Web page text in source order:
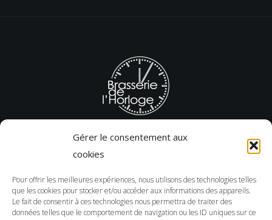
Gérer le consentement aux
cookies
Pour offrir les meilleures expériences, nous utilisons des technologies telles
que les cookies pour stocker et/ou accéder aux informations des appareils.
Le fait de consentir à ces technologies nous permettra de traiter des
données telles que le comportement de navigation ou les ID uniques sur ce
Adresse : 7 Rue des Sergents, 80000 Amiens
12h à 14h30 – 19h à 22h du lundi au jeudi
12h à 14h30 – 19h à 23h vendredi et samedi